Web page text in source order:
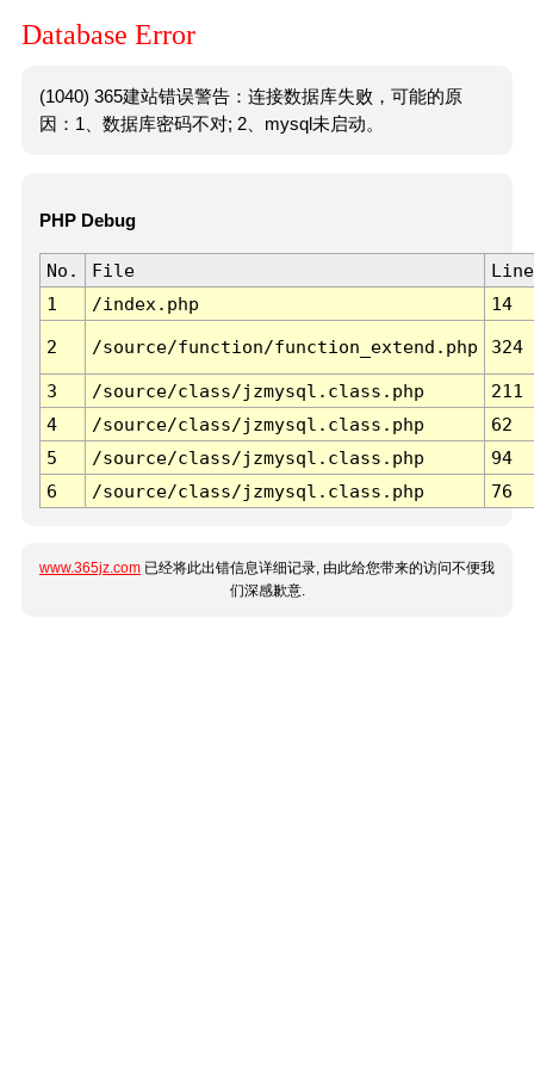
Database Error
(1040) 365建站错误警告：连接数据库失败，可能的原
因：1、数据库密码不对; 2、mysql未启动。
PHP Debug
No. File
Line
1
/index.php 14
2 /source/function/function_extend.php 324
3 /source/class/jzmysql.class.php
211
4
/source/class/jzmysql.class.php
62
5
/source/class/jzmysql.class.php
94
6
/source/class/jzmysql.class.php 76
www.365jz.com 已经将此出错信息详细记录, 由此给您带来的访问不便我
们深感歉意.